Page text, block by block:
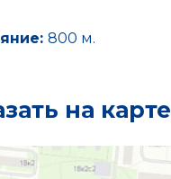
800 м.
на карте